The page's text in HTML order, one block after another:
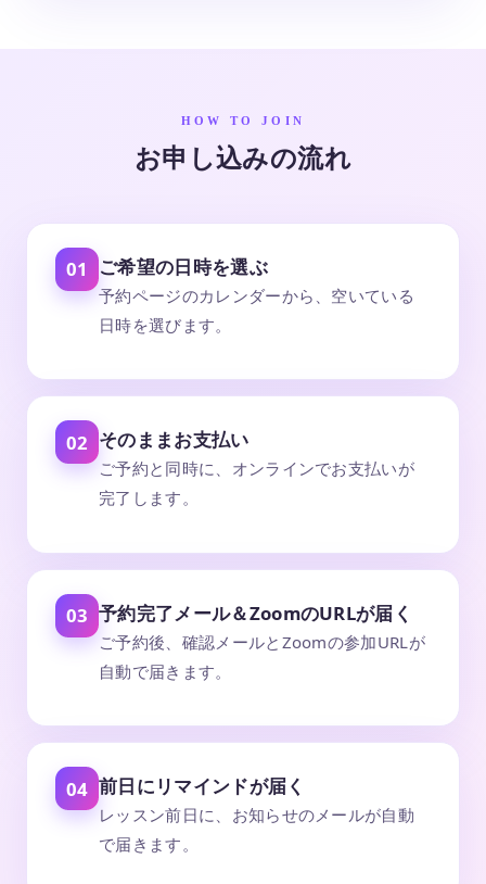
HOW TO JOIN
お申し込みの流れ
01 ご希望の日時を選ぶ
予約ページのカレンダーから、空いている
日時を選びます。
02 そのままお支払い
ご予約と同時に、オンラインでお支払いが
完了します。
03 予約完了メール＆ZoomのURLが届く
ご予約後、確認メールとZoomの参加URLが
自動で届きます。
04 前日にリマインドが届く
レッスン前日に、お知らせのメールが自動
で届きます。